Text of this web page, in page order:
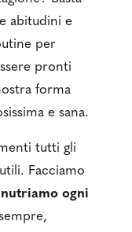
abitudini e
per
pronti
forma
e sana.
tutti gli
Facciamo
ogni